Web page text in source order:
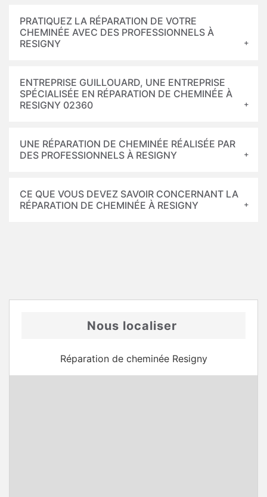
PRATIQUEZ LA RÉPARATION DE VOTRE
CHEMINÉE AVEC DES PROFESSIONNELS À
RESIGNY
ENTREPRISE GUILLOUARD, UNE ENTREPRISE
SPÉCIALISÉE EN RÉPARATION DE CHEMINÉE À
RESIGNY 02360
UNE RÉPARATION DE CHEMINÉE RÉALISÉE PAR
DES PROFESSIONNELS À RESIGNY
CE QUE VOUS DEVEZ SAVOIR CONCERNANT LA
RÉPARATION DE CHEMINÉE À RESIGNY
Nous localiser
Réparation de cheminée Resigny